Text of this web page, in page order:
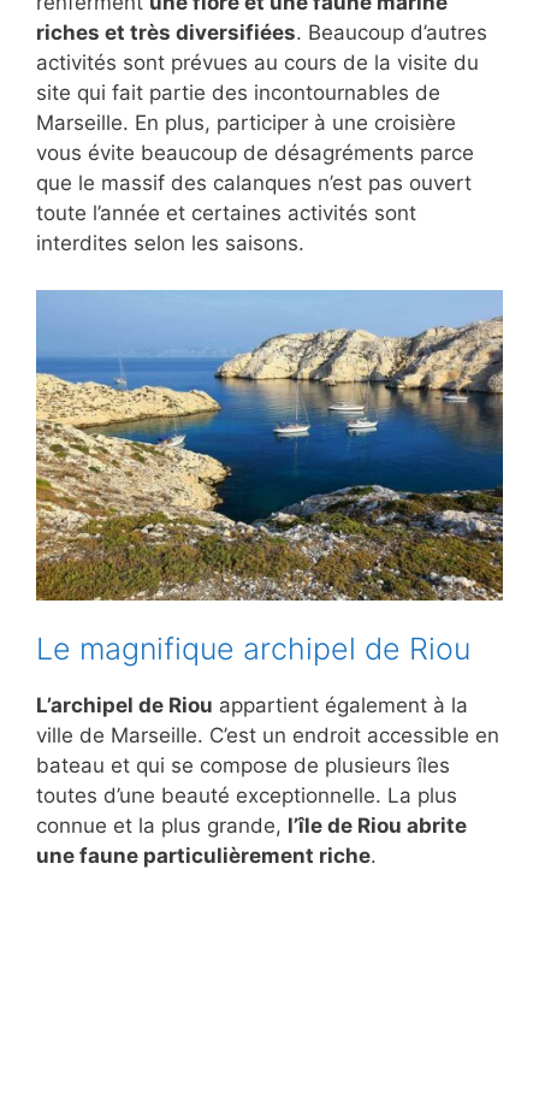
riches et très diversifiées. Beaucoup d’autres
activités sont prévues au cours de la visite du
site qui fait partie des incontournables de
Marseille. En plus, participer à une croisière
vous évite beaucoup de désagréments parce
que le massif des calanques n’est pas ouvert
toute l’année et certaines activités sont
interdites selon les saisons.
Le magnifique archipel de Riou
L’archipel de Riou appartient également à la
ville de Marseille. C’est un endroit accessible en
bateau et qui se compose de plusieurs îles
toutes d’une beauté exceptionnelle. La plus
connue et la plus grande, l’île de Riou abrite
une faune particulièrement riche.